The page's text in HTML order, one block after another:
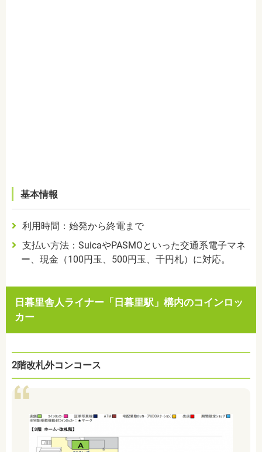
基本情報
利用時間：始発から終電まで
支払い方法： SuicaやPASMOといった交通系電子マネ
ー、現金（100円玉、 500円玉、千円札）に対応。
日暮里舎人ライナー「日暮里駅」構内のコインロッ
カー
2階改札外コンコース